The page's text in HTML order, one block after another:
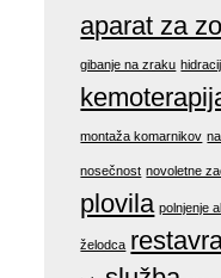
aparat za
gibanje na zraku
montaža komarnikov
nosečnost novoletne
plovila polnjenje
želodca